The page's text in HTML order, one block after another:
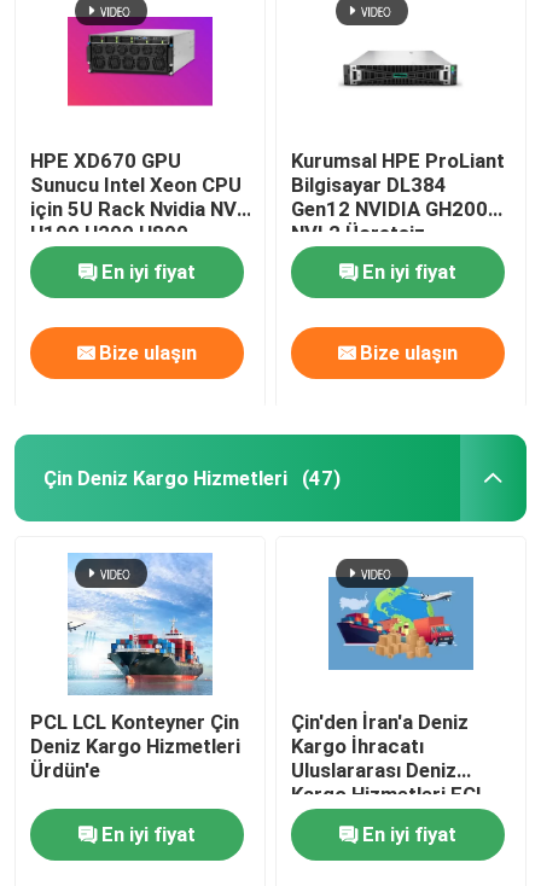
HPE XD670 GPU
Sunucu Intel Xeon CPU
için 5U Rack Nvidia NV
H100 H200 H800
PCIE/SXM Nvlink AI
Süper Bilgisayar Davası
En iyi fiyat
Bize ulaşın
Kurumsal HPE ProLiant
Bilgisayar DL384
Gen12 NVIDIA GH200
NVL2 Ücretsiz
Bilgisayar Özel Bulut
Rak montajı Gpu AI
Sunucusu
En iyi fiyat
Bize ulaşın
Çin Deniz Kargo Hizmetleri (47)
PCL LCL Konteyner Çin
Deniz Kargo Hizmetleri
Ürdün'e
En iyi fiyat
Çin'den İran'a Deniz
Kargo İhracatı
Uluslararası Deniz
Kargo Hizmetleri FCL
En iyi fiyat